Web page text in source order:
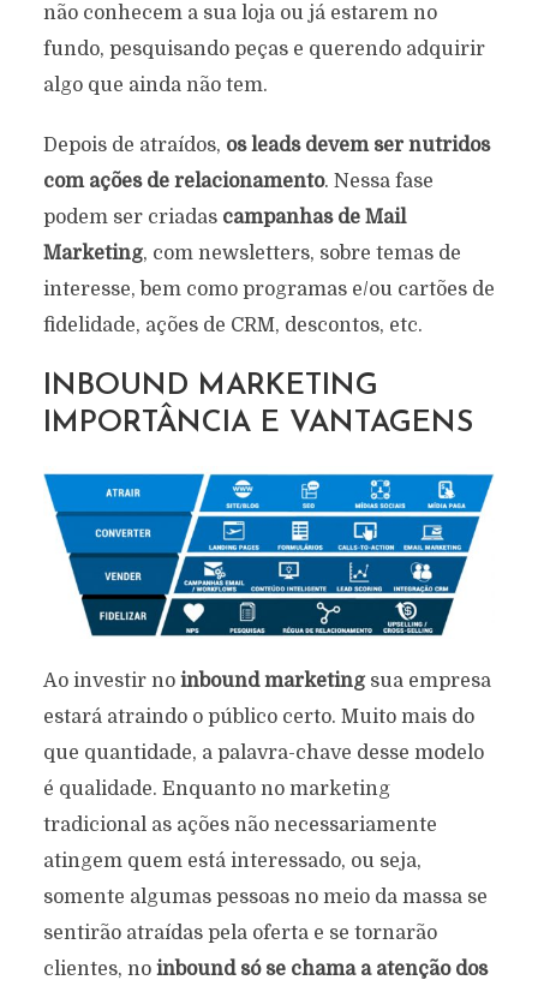
não conhecem a sua loja ou já estarem no
fundo, pesquisando peças e querendo adquirir
algo que ainda não tem.
Depois de atraídos, os leads devem ser nutridos
com ações de relacionamento. Nessa fase
podem ser criadas campanhas de Mail
Marketing, com newsletters, sobre temas de
interesse, bem como programas e/ou cartões de
fidelidade, ações de CRM, descontos, etc.
INBOUND MARKETING
IMPORTÂNCIA E VANTAGENS
Ao investir no inbound marketingsua empresa
estará atraindo o público certo. Muito mais do
que quantidade, a palavra-chave desse modelo
é qualidade. Enquanto no marketing
tradicional as ações não necessariamente
atingem quem está interessado, ou seja,
somente algumas pessoas no meio da massa se
sentirão atraídas pela oferta e se tornarão
clientes, no inbound só se chama a atenção dos